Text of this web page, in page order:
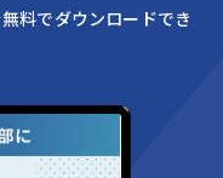
料でダウンロードでき